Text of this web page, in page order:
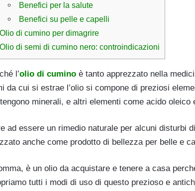
Benefici per la salute
Benefici su pelle e capelli
Olio di cumino per dimagrire
Olio di semi di cumino nero: controindicazioni
l’olio di cumino è tanto apprezzato nella
da cui si estrae l’olio si compone di preziosi
minerali, e altri elementi come acido oleico
ad essere un rimedio naturale per alcuni disturbi
anche come prodotto di bellezza per belle e
è un olio da acquistare e tenere a casa
tutti i modi di uso di questo prezioso e